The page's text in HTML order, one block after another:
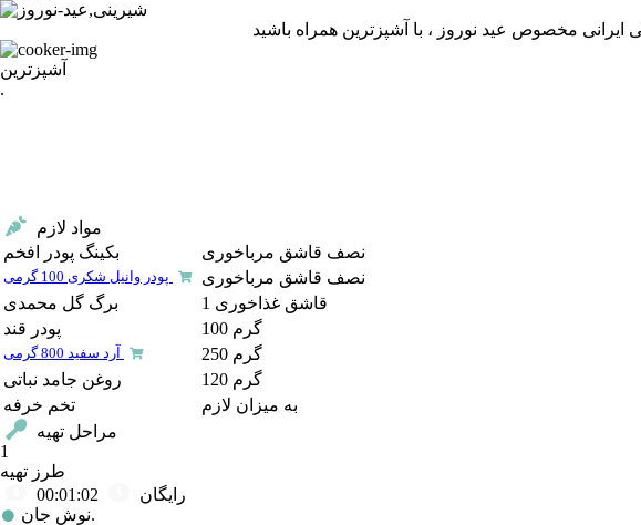
آشپزترین
.
مواد لازم
بکینگ پودر افخم
نصف قاشق مرباخوری
نصف قاشق مرباخوری
برگ گل محمدی
1 قاشق غذاخوری
پودر قند
100 گرم
250 گرم
روغن جامد نباتی
120 گرم
تخم خرفه
به میزان لازم
مراحل تهیه
1
طرز تهیه
رایگان
نوش جان.